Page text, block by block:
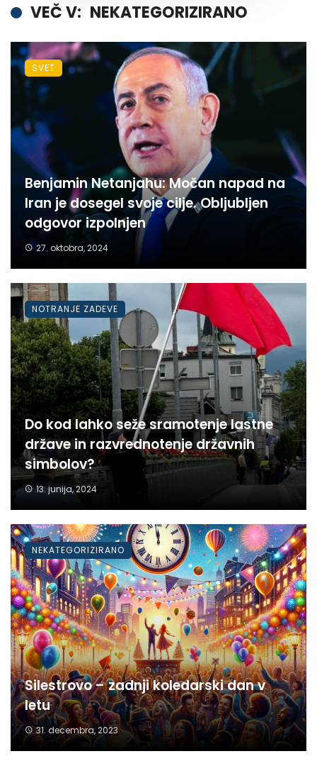
VEČ V: NEKATEGORIZIRANO
Benjamin Netanjahu: Močan napad na
Iran je dosegel svoje cilje. Obljubljen
odgovor izpolnjen
27. oktobra, 2024
SVET
Do kod lahko seže sramotenje lastne
države in razvrednotenje državnih
simbolov?
13. junija, 2024
NOTRANJE ZADEVE
Silestrovo – zadnji koledarski dan v
letu
31. decembra, 2023
NEKATEGORIZIRANO